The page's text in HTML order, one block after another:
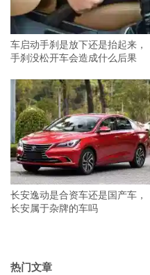
车启动手刹是放下还是抬起来，
手刹没松开车会造成什么后果
长安逸动是合资车还是国产车，
长安属于杂牌的车吗
热门文章